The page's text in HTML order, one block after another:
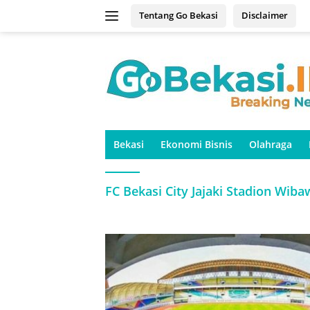
Tentang Go Bekasi Disclaimer
Bekasi Ekonomi Bisnis Olahraga
FC Bekasi City Jajaki Stadion